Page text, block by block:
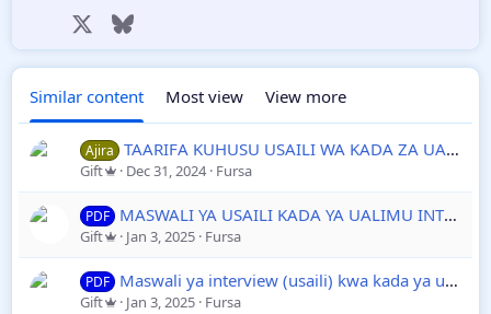
Facebook Bluesky
Similar content Most view View more
Ajira TAARIFA KUHUSU USAILI WA KADA ZA UALIMU 2024/2025 AJIRA PORTAL - UTUMISHI AJIRA ZA WALIMU 2025
Gift Dec 31, 2024 Fursa
PDF MASWALI YA USAILI KADA YA UALIMU INTERVIEW ZA AJIRA PORTAL USAILI WA WALIMU (LITERATURE)
Gift Jan 3, 2025 Fursa
PDF Maswali ya interview (usaili) kwa kada ya ualimu Ajira Portal yapoje?
Gift Jan 3, 2025 Fursa